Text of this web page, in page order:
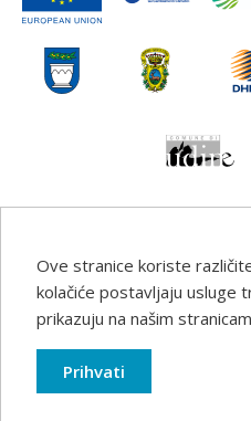
Any information, good
recommendations
author’s views; the
for any use that may be
Ove stranice koriste
kolačiće postavljaju usluge
prikazuju na našim
Prihvati